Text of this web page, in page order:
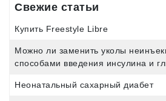
Свежие статьи
Купить Freestyle Libre
Можно ли заменить уколы
способами введения инсулина и
Неонатальный сахарный диабет